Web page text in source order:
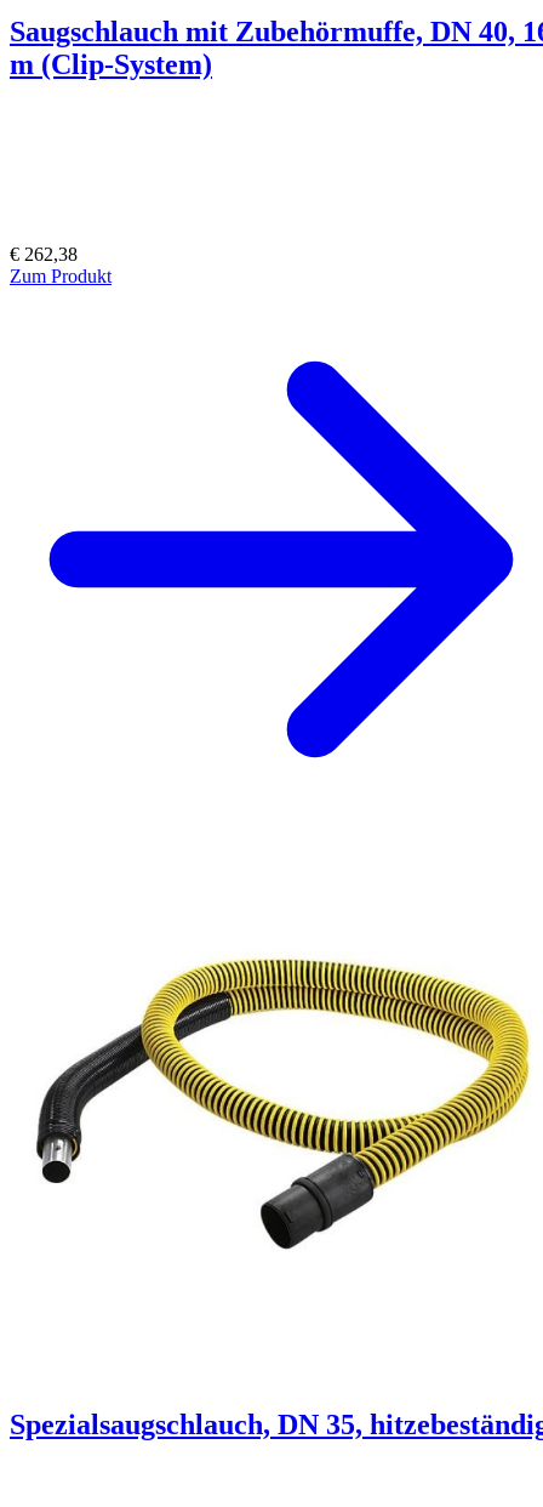
Saugschlauch mit Zubehörmuffe, DN 40,
m (Clip-System)
€ 262,38
Zum Produkt
Spezialsaugschlauch, DN 35,